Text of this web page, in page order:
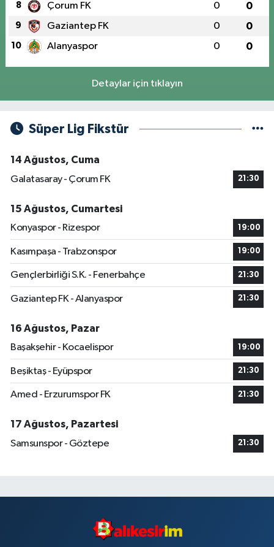
8 Çorum FK 0 0
9 Gaziantep FK 0 0
10 Alanyaspor 0 0
Detaylar için tıklayın
Süper Lig Fikstür
14 Ağustos, Cuma
Galatasaray - Çorum FK
21:30
15 Ağustos, Cumartesi
Konyaspor - Rizespor
19:00
Kasımpaşa - Trabzonspor 19:00
Gençlerbirliği S.K. - Fenerbahçe 21:30
Gaziantep FK - Alanyaspor 21:30
16 Ağustos, Pazar
Başakşehir - Kocaelispor
19:00
Beşiktaş - Eyüpspor 21:30
Amed - Erzurumspor FK 21:30
17 Ağustos, Pazartesi
Samsunspor - Göztepe
21:30